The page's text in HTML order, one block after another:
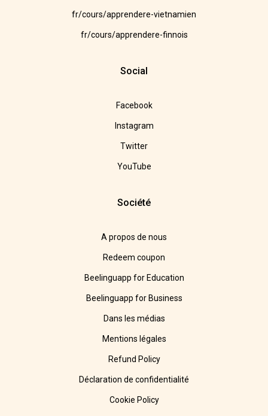
fr/cours/apprendere-vietnamien
fr/cours/apprendere-finnois
Social
Facebook
Instagram
Twitter
YouTube
Société
A propos de nous
Redeem coupon
Beelinguapp for Education
Beelinguapp for Business
Dans les médias
Mentions légales
Refund Policy
Déclaration de confidentialité
Cookie Policy